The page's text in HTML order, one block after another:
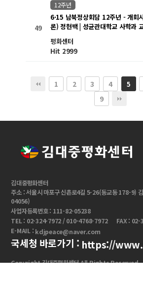
49
12주년
6·15 남북정상회담 12주년 - 개
론) 정현백 | 성균관대학교 사학과
평화센터
Hit 2999
1 2 3 4 5
9
김대중평화센터
주소 : 서울시 마포구 신촌로4길 5-26(동교동 178-9)
04056)
사업자등록번호 : 111-82-05238
TEL : 02-324-7972 / 010-4768-7972
FAX :
E-MAIL : kdjpeace@naver.com
국세청 바로가기 : https://
Copyright 김대중평화센터 All Rights Reserved.